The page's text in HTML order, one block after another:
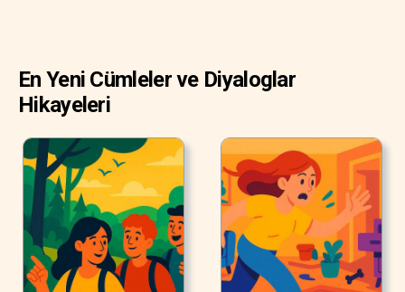
En Yeni Cümleler ve Diyaloglar
Hikayeleri